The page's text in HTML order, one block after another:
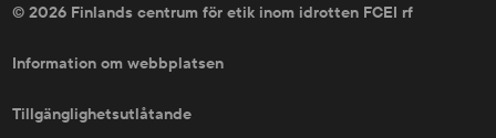
© 2026 Finlands centrum för etik inom idrotten FCEI rf
Information om webbplatsen
Tillgänglighetsutlåtande